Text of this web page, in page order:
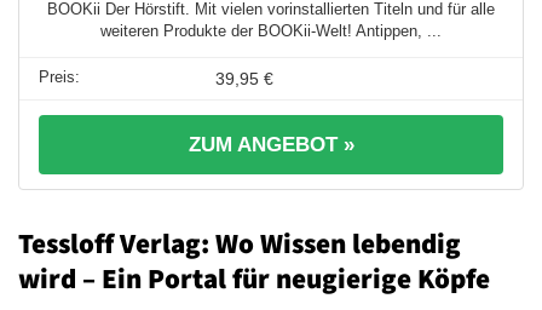
BOOKii Der Hörstift. Mit vielen vorinstallierten Titeln und für alle
weiteren Produkte der BOOKii-Welt! Antippen, ...
39,95 €
ZUM ANGEBOT »
Tessloff Verlag: Wo Wissen lebendig
wird – Ein Portal für neugierige Köpfe